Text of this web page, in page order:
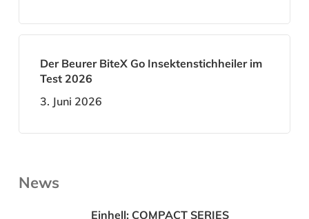
Der Beurer BiteX Go Insektenstichheiler im
Test 2026
3. Juni 2026
News
Einhell: COMPACT SERIES